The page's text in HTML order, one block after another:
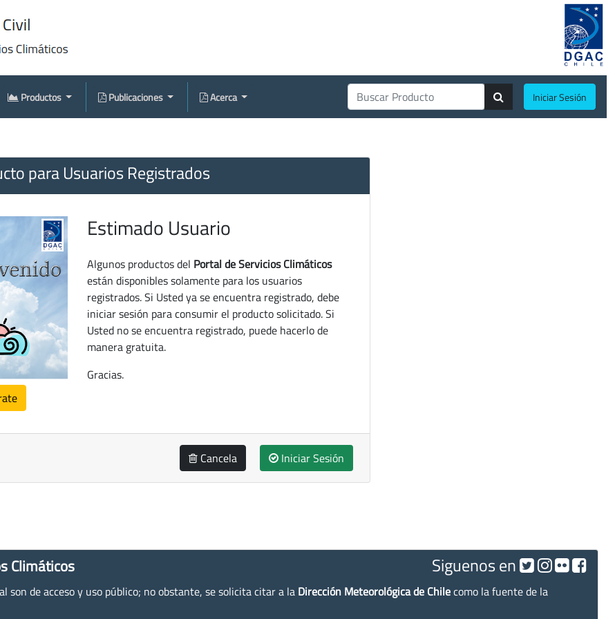
Productos Publicaciones Acerca Iniciar Sesión
para Usuarios Registrados
Estimado Usuario
Algunos productos del Portal de Servicios Climáticos
están disponibles solamente para los usuarios
registrados. Si Usted ya se encuentra registrado, debe
iniciar sesión para consumir el producto solicitado. Si
Usted no se encuentra registrado, puede hacerlo de
manera gratuita.
Gracias.
Cancela Iniciar Sesión
Climáticos Siguenos en
son de acceso y uso público; no obstante, se solicita citar a la Dirección Meteorológica de Chilecomo la fuente de la